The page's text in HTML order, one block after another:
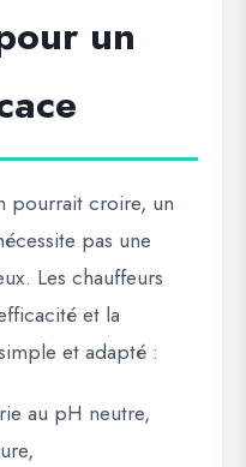
un
pourrait croire, un
pas une
Les chauffeurs
et la
et adapté :
au pH neutre,